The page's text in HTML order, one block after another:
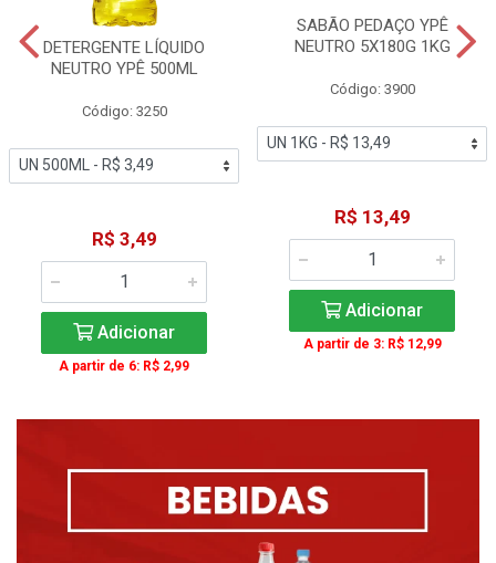
DETERGENTE LÍQUIDO
NEUTRO YPÊ 500ML
Código: 3250
R$ 3,49
Adicionar
A partir de 6: R$ 2,99
SABÃO PEDAÇO YPÊ
NEUTRO 5X180G 1KG
Código: 3900
R$ 13,49
Adicionar
A partir de 3: R$ 12,99